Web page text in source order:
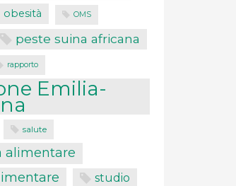
obesità OMS
peste suina africana
rapporto
Emilia-
salute
alimentare
studio